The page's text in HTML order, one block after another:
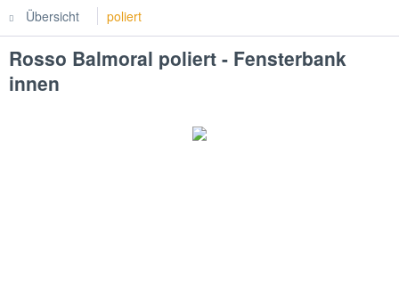
Übersicht poliert
Rosso Balmoral poliert - Fensterbank
innen